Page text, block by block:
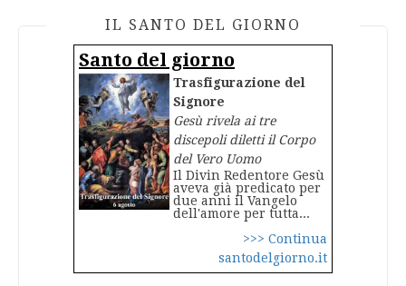
IL SANTO DEL GIORNO
Santo del giorno
Trasfigurazione del
Signore
Gesù rivela ai tre
discepoli diletti il Corpo
del Vero Uomo
Il Divin Redentore Gesù
aveva già predicato per
due anni il Vangelo
dell'amore per tutta...
>>> Continua
santodelgiorno.it